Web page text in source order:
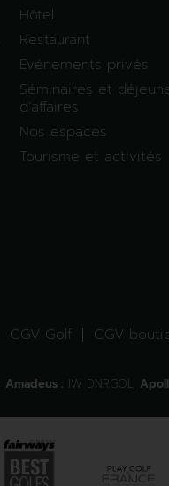
Hôtel
Restaurant
Evénements privés
Séminaires et
d’affaires
Nos espaces
Tourisme et activités
CGV Golf CGV
Amadeus : IW DNRGOL,